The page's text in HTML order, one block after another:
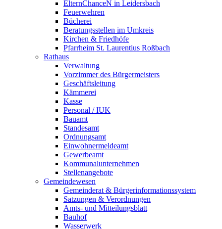
ElternChanceN in Leidersbach
Feuerwehren
Bücherei
Beratungsstellen im Umkreis
Kirchen & Friedhöfe
Pfarrheim St. Laurentius Roßbach
Rathaus
Verwaltung
Vorzimmer des Bürgermeisters
Geschäftsleitung
Kämmerei
Kasse
Personal / IUK
Bauamt
Standesamt
Ordnungsamt
Einwohnermeldeamt
Gewerbeamt
Kommunalunternehmen
Stellenangebote
Gemeindewesen
Gemeinderat & Bürgerinformationssystem
Satzungen & Verordnungen
Amts- und Mitteilungsblatt
Bauhof
Wasserwerk